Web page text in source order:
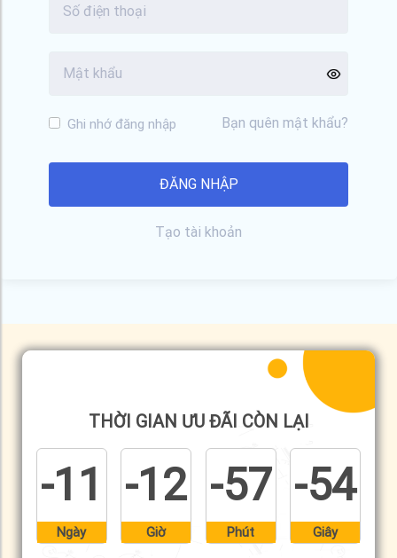
Ghi nhớ đăng nhập Bạn quên mật khẩu?
Tạo tài khoản
THỜI GIAN ƯU ĐÃI CÒN LẠI
-11
Ngày
-12
Giờ
-57
Phút
-54
Giây